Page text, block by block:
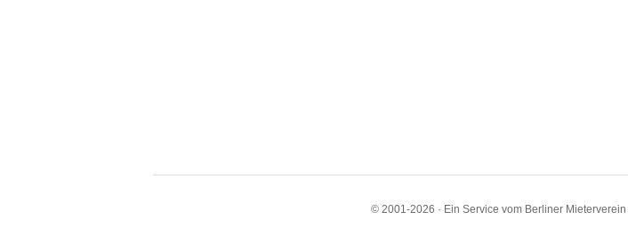
© 2001-2026 · Ein Service vom Berliner Mieterverein